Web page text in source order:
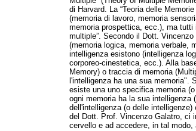
di Harvard. La “Teoria delle
(memoria di lavoro, memoria
memoria prospettica, ecc.), ma tutti
multiple”. Secondo il Dott.
(memoria logica, memoria verbale,
intelligenza esistono (intelligenza
corporeo-cinestetica, ecc.). Alla
Memory) o traccia di memoria
l'intelligenza ha una sua memoria".
esiste una uno specifica memoria
ogni memoria ha la sua intelligenza
dell'intelligenza (o delle
del Dott. Prof. Vincenzo Galatro, ci
cervello e ad accedere, in tal modo,